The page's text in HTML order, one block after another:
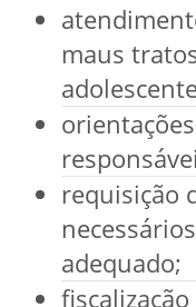
maus
requisição
adequado;